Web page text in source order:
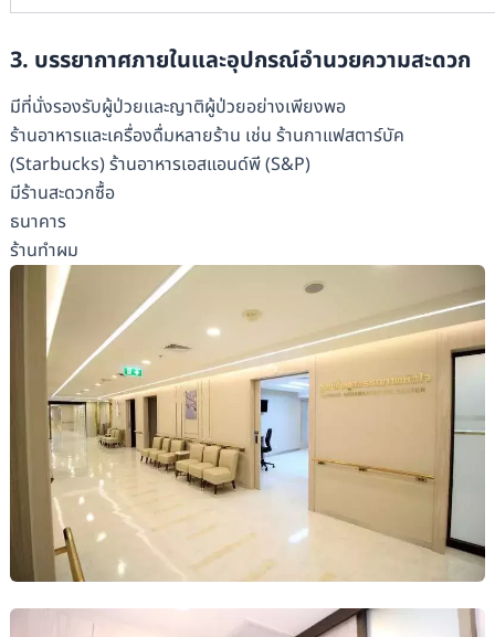
3. บรรยากาศภายในและอุปกรณ์อำนวยความสะดวก
มีที่นั่งรองรับผู้ป่วยและญาติผู้ป่วยอย่างเพียงพอ
ร้านอาหารและเครื่องดื่มหลายร้าน เช่น ร้านกาแฟสตาร์บัค
(Starbucks) ร้านอาหารเอสแอนด์พี (S&P)
มีร้านสะดวกซื้อ
ธนาคาร
ร้านทำผม